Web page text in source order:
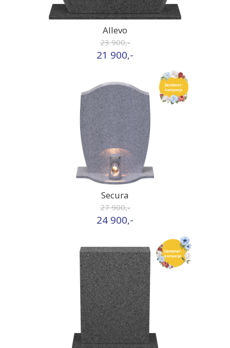
Allevo
23 900,-
21 900,-
Secura
27 900,-
24 900,-